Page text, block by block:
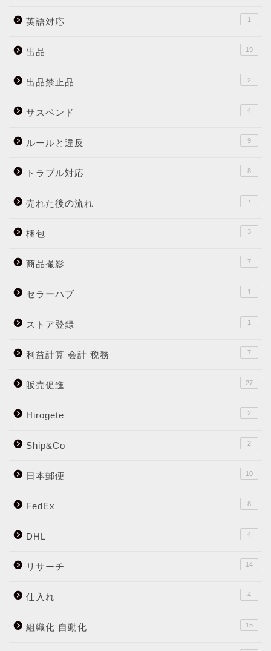
英語対応 1
出品 19
出品禁止品 2
サスペンド 4
ルールと違反 9
トラブル対応 8
売れた後の流れ 7
梱包 3
商品撮影 7
セラーハブ 1
ストア登録 1
利益計算 会計 税務 7
販売促進 27
Hirogete 2
Ship&Co 2
日本郵便 10
FedEx 8
DHL 4
リサーチ 14
仕入れ 4
組織化 自動化 15